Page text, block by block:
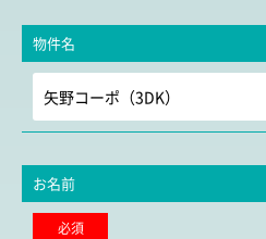
物件名
お名前
必須